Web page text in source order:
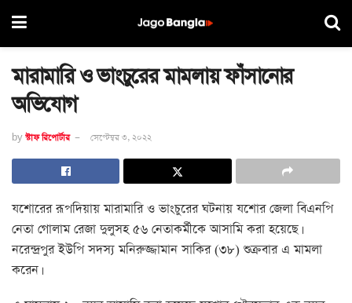
মারামারি ও ভাংচুরের মামলায় ফাঁসানোর
অভিযোগ
by স্টাফ রিপোর্টার সেপ্টেম্বর ৩, ২০২২
যশোরের রূপদিয়ায় মারামারি ও ভাংচুরের ঘটনায় যশোর জেলা বিএনপি
নেতা গোলাম রেজা দুলুসহ ৫৬ নেতাকর্মীকে আসামি করা হয়েছে।
নরেন্দ্রপুর ইউপি সদস্য মনিরুজ্জামান সাকির (৩৮) শুক্রবার এ মামলা
করেন।